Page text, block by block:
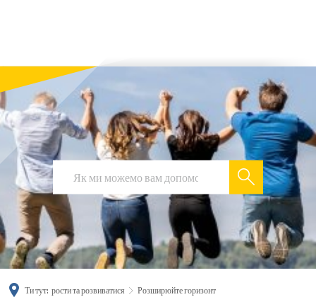
deutsch
Ти тут: рости та розвиватися
Розширюйте горизонт